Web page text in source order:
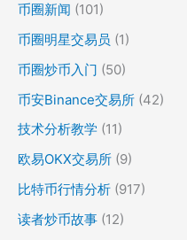
币圈新闻 (101)
币圈明星交易员 (1)
币圈炒币入门 (50)
币安Binance交易所 (42)
技术分析教学 (11)
欧易OKX交易所 (9)
比特币行情分析 (917)
读者炒币故事 (12)